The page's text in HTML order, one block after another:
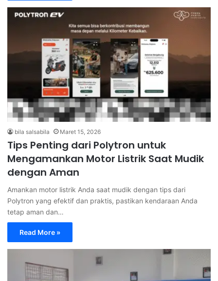
bila salsabila Maret 15, 2026
Tips Penting dari Polytron untuk
Mengamankan Motor Listrik Saat Mudik
dengan Aman
Amankan motor listrik Anda saat mudik dengan tips dari
Polytron yang efektif dan praktis, pastikan kendaraan Anda
tetap aman dan…
Read More »